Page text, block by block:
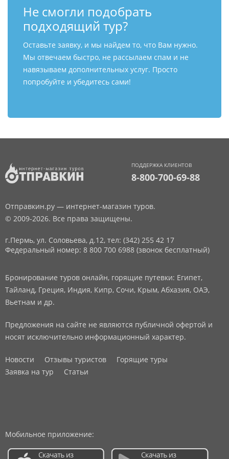
Не смогли подобрать
подходящий тур?
Оставьте заявку, и мы найдем то, что Вам нужно.
Мы отвечаем быстро, не рассылаем спам и не
навязываем дополнительных услуг. Просто
попробуйте и убедитесь сами!
ПОДДЕРЖКА КЛИЕНТОВ
8-800-700-69-88
Отправкин.ру — интернет-магазин туров.
© 2009-2026. Все права защищены.
г.Пермь, ул. Соловьева, д.12, тел: (342) 255 42 17
Федеральный номер: 8 800 700 6988 (звонок бесплатный)
Бронирование туров онлайн, горящие путевки: Египет,
Тайланд, Греция, Индия, Кипр, Сочи, Крым, Абхазия, ОАЭ,
Вьетнам и др.
Предложения на сайте не являются публичной офертой и
носят исключительно информационный характер.
Новости Отзывы туристов
Горящие туры
Заявка на тур
Статьи
Мобильное приложение: